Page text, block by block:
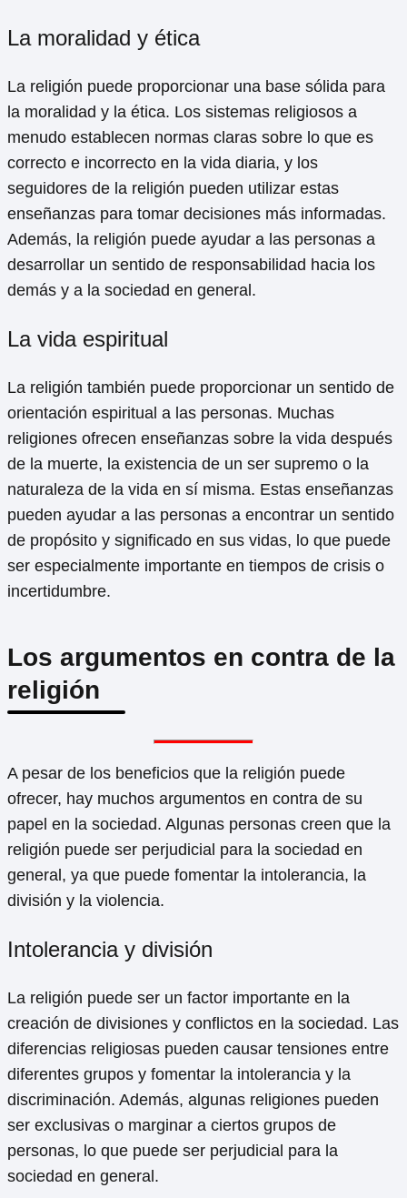
La moralidad y ética
La religión puede proporcionar una base sólida para
la moralidad y la ética. Los sistemas religiosos a
menudo establecen normas claras sobre lo que es
correcto e incorrecto en la vida diaria, y los
seguidores de la religión pueden utilizar estas
enseñanzas para tomar decisiones más informadas.
Además, la religión puede ayudar a las personas a
desarrollar un sentido de responsabilidad hacia los
demás y a la sociedad en general.
La vida espiritual
La religión también puede proporcionar un sentido de
orientación espiritual a las personas. Muchas
religiones ofrecen enseñanzas sobre la vida después
de la muerte, la existencia de un ser supremo o la
naturaleza de la vida en sí misma. Estas enseñanzas
pueden ayudar a las personas a encontrar un sentido
de propósito y significado en sus vidas, lo que puede
ser especialmente importante en tiempos de crisis o
incertidumbre.
Los argumentos en contra de la
religión
A pesar de los beneficios que la religión puede
ofrecer, hay muchos argumentos en contra de su
papel en la sociedad. Algunas personas creen que la
religión puede ser perjudicial para la sociedad en
general, ya que puede fomentar la intolerancia, la
división y la violencia.
Intolerancia y división
La religión puede ser un factor importante en la
creación de divisiones y conflictos en la sociedad. Las
diferencias religiosas pueden causar tensiones entre
diferentes grupos y fomentar la intolerancia y la
discriminación. Además, algunas religiones pueden
ser exclusivas o marginar a ciertos grupos de
personas, lo que puede ser perjudicial para la
sociedad en general.